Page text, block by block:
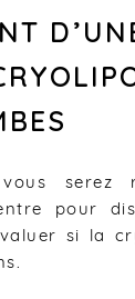
serez
pour
si la